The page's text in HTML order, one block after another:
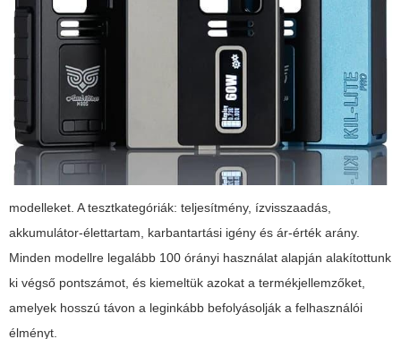
modelleket. A tesztkategóriák: teljesítmény, ízvisszaadás,
akkumulátor-élettartam, karbantartási igény és ár-érték arány.
Minden modellre legalább 100 órányi használat alapján alakítottunk
ki végső pontszámot, és kiemeltük azokat a termékjellemzőket,
amelyek hosszú távon a leginkább befolyásolják a felhasználói
élményt.